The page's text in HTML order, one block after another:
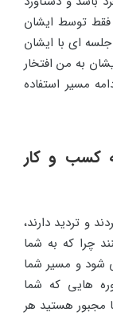
فقط توسط ایشان
ای با ایشان
به من افتخار
مسیر استفاده
کسب و کار
و تردید دارند،
چرا که به شما
شود و مسیر شما
هایی که شما
هستید هر